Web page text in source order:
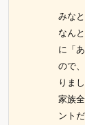
みな
なん
に「
ので
りまし
家族
ント